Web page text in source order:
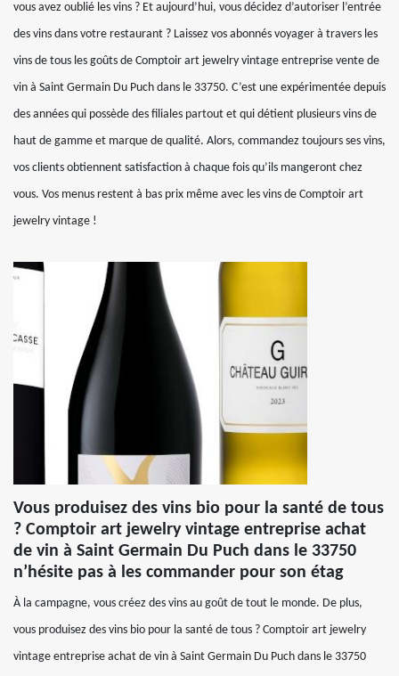
vous avez oublié les vins ? Et aujourd’hui, vous décidez d’autoriser l’entrée
des vins dans votre restaurant ? Laissez vos abonnés voyager à travers les
vins de tous les goûts de Comptoir art jewelry vintage entreprise vente de
vin à Saint Germain Du Puch dans le 33750. C’est une expérimentée depuis
des années qui possède des filiales partout et qui détient plusieurs vins de
haut de gamme et marque de qualité. Alors, commandez toujours ses vins,
vos clients obtiennent satisfaction à chaque fois qu’ils mangeront chez
vous. Vos menus restent à bas prix même avec les vins de Comptoir art
jewelry vintage !
Vous produisez des vins bio pour la santé de tous
? Comptoir art jewelry vintage entreprise achat
de vin à Saint Germain Du Puch dans le 33750
n’hésite pas à les commander pour son étag
À la campagne, vous créez des vins au goût de tout le monde. De plus,
vous produisez des vins bio pour la santé de tous ? Comptoir art jewelry
vintage entreprise achat de vin à Saint Germain Du Puch dans le 33750